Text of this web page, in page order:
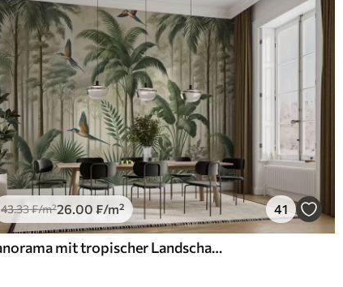
43.33₣/m²26 .00 ₣/m² 41
Panorama mit tropischer Landschaft und Vögeln